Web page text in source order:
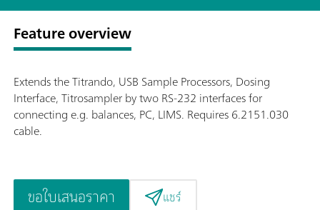
Feature overview
Extends the Titrando, USB Sample Processors, Dosing
Interface, Titrosampler by two RS-232 interfaces for
connecting e.g. balances, PC, LIMS. Requires 6.2151.030
cable.
ขอใบเสนอราคา แชร์